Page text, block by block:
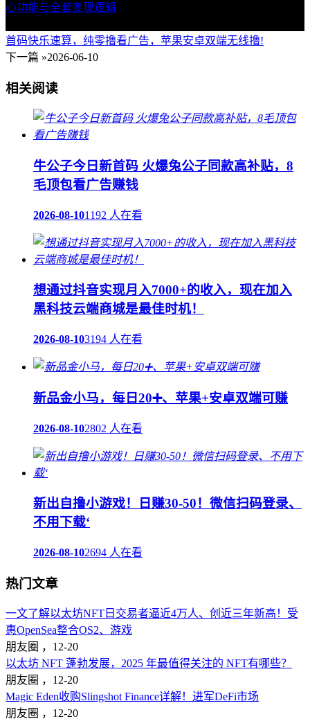
心功能与全套变现逻辑
首码快乐速算，纯零撸看广告，苹果安卓双端无线撸!
下一篇 »2026-06-10
相关阅读
牛公子今日新首码 火爆兔公子同款高补贴，8
毛顶包看广告赚钱
2026-08-101192 人在看
想通过抖音实现月入7000+的收入，现在加入
黑科技云端商城是最佳时机！
2026-08-103194 人在看
新品金小马，每日20➕、苹果+安卓双端可赚
2026-08-102802 人在看
新出自撸小游戏！日赚30-50！微信扫码登录、
不用下载‘
2026-08-102694 人在看
热门文章
一文了解以太坊NFT日交易者逼近4万人、创近三年新高！受
惠OpenSea整合OS2、游戏
朋友圈 ， 12-20
以太坊 NFT 蓬勃发展，2025 年最值得关注的 NFT有哪些？
朋友圈 ， 12-20
Magic Eden收购Slingshot Finance详解！进军DeFi市场
朋友圈 ， 12-20